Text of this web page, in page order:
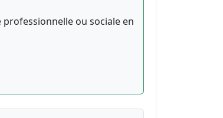
ou sociale en